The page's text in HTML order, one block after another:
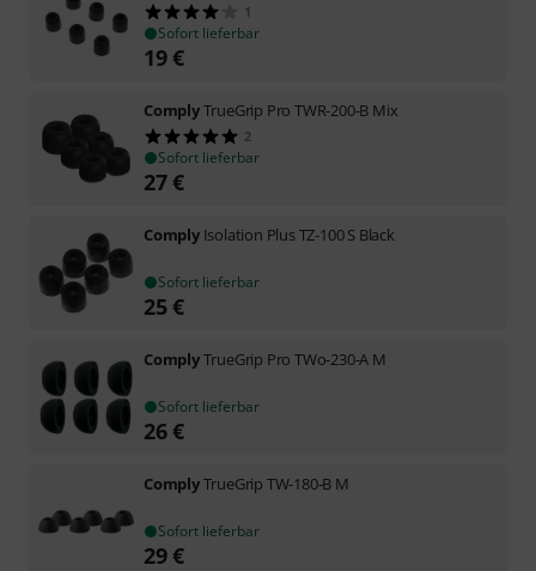
1
Sofort lieferbar
19€
ComplyTrueGrip Pro TWR-200-B Mix
2
Sofort lieferbar
27€
Comply Isolation Plus TZ-100 S Black
Sofort lieferbar
25€
ComplyTrueGrip Pro TWo-230-A M
Sofort lieferbar
26€
ComplyTrueGrip TW-180-B M
Sofort lieferbar
29€